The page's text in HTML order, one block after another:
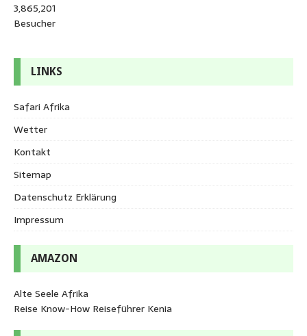
3,865,201
Besucher
LINKS
Safari Afrika
Wetter
Kontakt
Sitemap
Datenschutz Erklärung
Impressum
AMAZON
Alte Seele Afrika
Reise Know-How Reiseführer Kenia